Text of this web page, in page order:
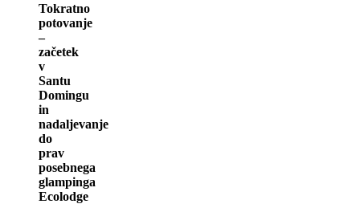
Tokratno
potovanje
–
začetek
v
Santu
Domingu
in
nadaljevanje
do
prav
posebnega
glampinga
Ecolodge